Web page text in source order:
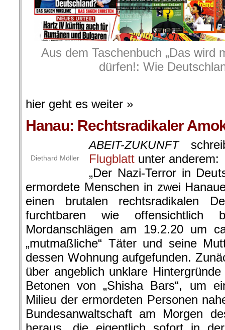
Aus dem Taschenbuch „Das wird
dürfen!: Wie
hier geht es weiter »
Hanau: Rechtsradikaler
Diethard Möller
ABEIT-ZUKUNFT
Flugblatt unter anderem:
„Der Nazi-Terror in
ermordete Menschen in zwei
einen brutalen rechtsradikalen
furchtbaren wie offensichtlich
Mordanschlägen am 19.2.20 um
„mutmaßliche“ Täter und seine
dessen Wohnung aufgefunden.
über angeblich unklare
Betonen von „Shisha Bars“, um
Milieu der ermordeten Personen
Bundesanwaltschaft am Morgen